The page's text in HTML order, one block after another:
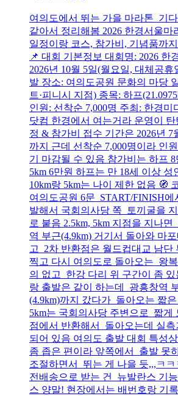
여의도에서 뛰는 가을 마라톤 기
같아서 정리해봄 2026 한경서울마
일정이랑 코스, 참가비, 기념품까
📌 대회 기본정보 대회명: 2026 한
2026년 10월 5일(월요일, 대체공휴
발 장소: 여의도공원 문화의 마당
트·피니시 지점) 종목: 하프
인원: 선착순 7,000명 주최: 한경미
닷컴 한경에서 여는거라 운영이
정 & 참가비 접수 기간은 2026년 7
까지 근데 선착순 7,000명이라 인
기 마감될 수 있음 참가비는 하프 8
5km 6만원 하프는 만 18세 이상
10km랑 5km는 나이 제한 없음 🧭
여의도공원 6문 START/FINISH에
발해서 국회의사당 쪽 토끼굴을
로 붙음 2.5km, 5km 지점을 지나
역 부근(4.9km) 거기서 돌아와 마
고 2차 반환점은 월드컵대교 남단
찍고 다시 여의도로 돌아오는 왕
의 없고 한강 다리 위 구간이 좀 있
랑 출발은 같이 하는데 광흥창역
(4.9km)까지 갔다가 돌아오는 짧
5km는 국회의사당 주변으로 짧게
점에서 반환해서 돌아오는데 실측
되어 있음 여의도 출발 대회 특성
좀 좁은 편이라 앞쪽에서 출발 못
조절하면서 뛰는 게 나을 듯,,,ㅋ
전배송으로 받는 건 뉴발란스 기
스 양말! 현장에서는 배번호랑 기